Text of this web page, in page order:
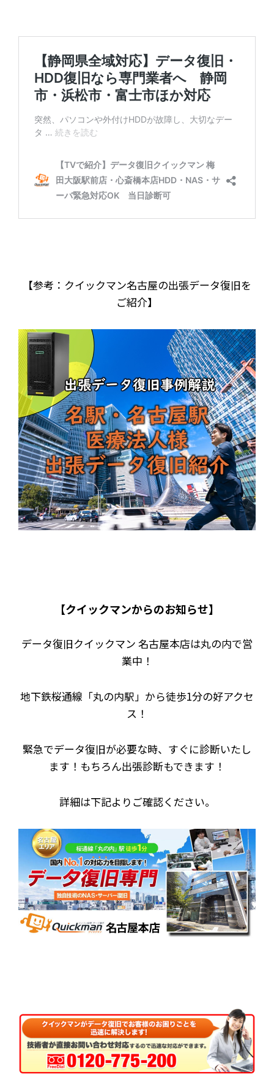
【参考：クイックマン名古屋の出張データ復旧を
ご紹介】
【クイックマンからのお知らせ】
データ復旧クイックマン 名古屋本店は丸の内で営
業中！
地下鉄桜通線「丸の内駅」から徒歩1分の好アクセ
ス！
緊急でデータ復旧が必要な時、すぐに診断いたし
ます！もちろん出張診断もできます！
詳細は下記よりご確認ください。